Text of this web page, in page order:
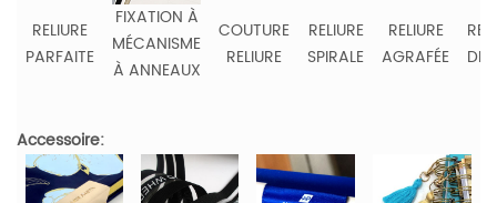
RELIURE
PARFAITE
FIXATION À
MÉCANISME
À ANNEAUX
COUTURE
RELIURE
RELIURE
SPIRALE
RELIURE
AGRAFÉE
DE
Accessoire: